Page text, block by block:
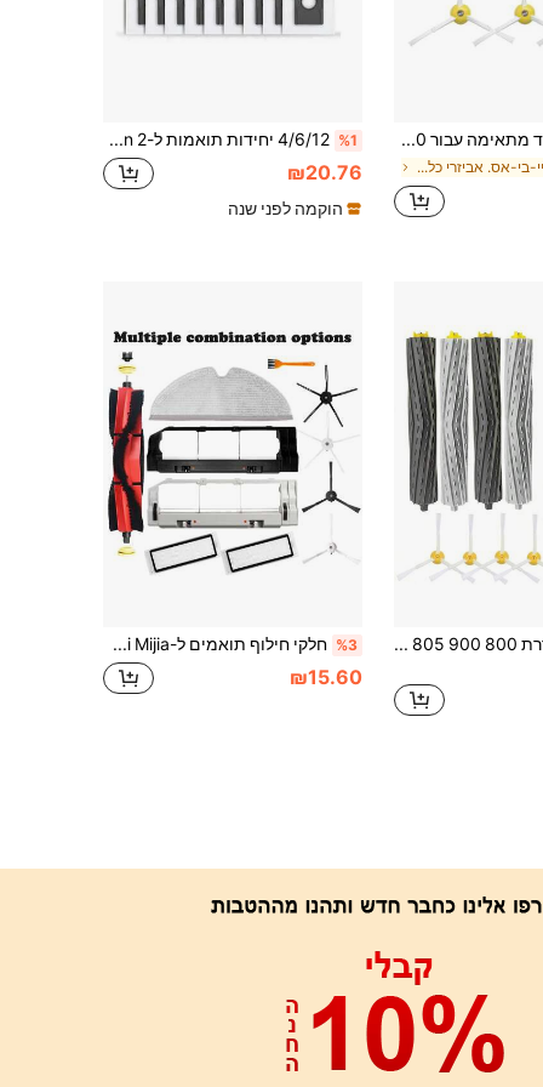
מברשת צד מתאימה עבור IRobot Roomba 500 600 700 800 900 סדרה, אביזרים 510 530 532 540 545 550 560 562 564 570 580 600 620 630 5 619 0 780 790 860 880 890 891 895 960 980 981 985 שואב אבק.
ב איי-בי-אס. אביזרי כלים
%1 4/6/12 יחידות תואמות ל-Dreame X40 Ultra/X50 Ultra/Mova E30 Ultra/X40 Pro/X30 Pro Ultra/X30 Pro Plus L10s Pro Ultra L10 S Ultra Gen 2, שקיות אבק גדולות 3.2 ליטר, שקיות אבק חד פעמיות אטומות בעלות ארבע שכבות
₪20.76
הוקמה לפני שנה
עבור iRobot סדרת 800 900 805 860 864 865 866 870 871 880 885 886 890 891 896 960 961 964 966 980 990 שואב אבק רובוטי מסנני HEPA ערכת מברשות חלקי חילוף למברשת צד ראשית
%3 חלקי חילוף תואמים ל-Roborock S5,S5MAX,S6,S6MAX,S50,E4,S6 PURE,E5,S51,S52,S55,E2,E3,E5 E20 E25 E35 S50 S65 Xiao Mi Mijia רובוט ואקום,אביזרים נשלף,אביזרים מברשת, מסנן, בד מגב ומברשת ראשית כיסוי.
₪15.60
אפליקציה